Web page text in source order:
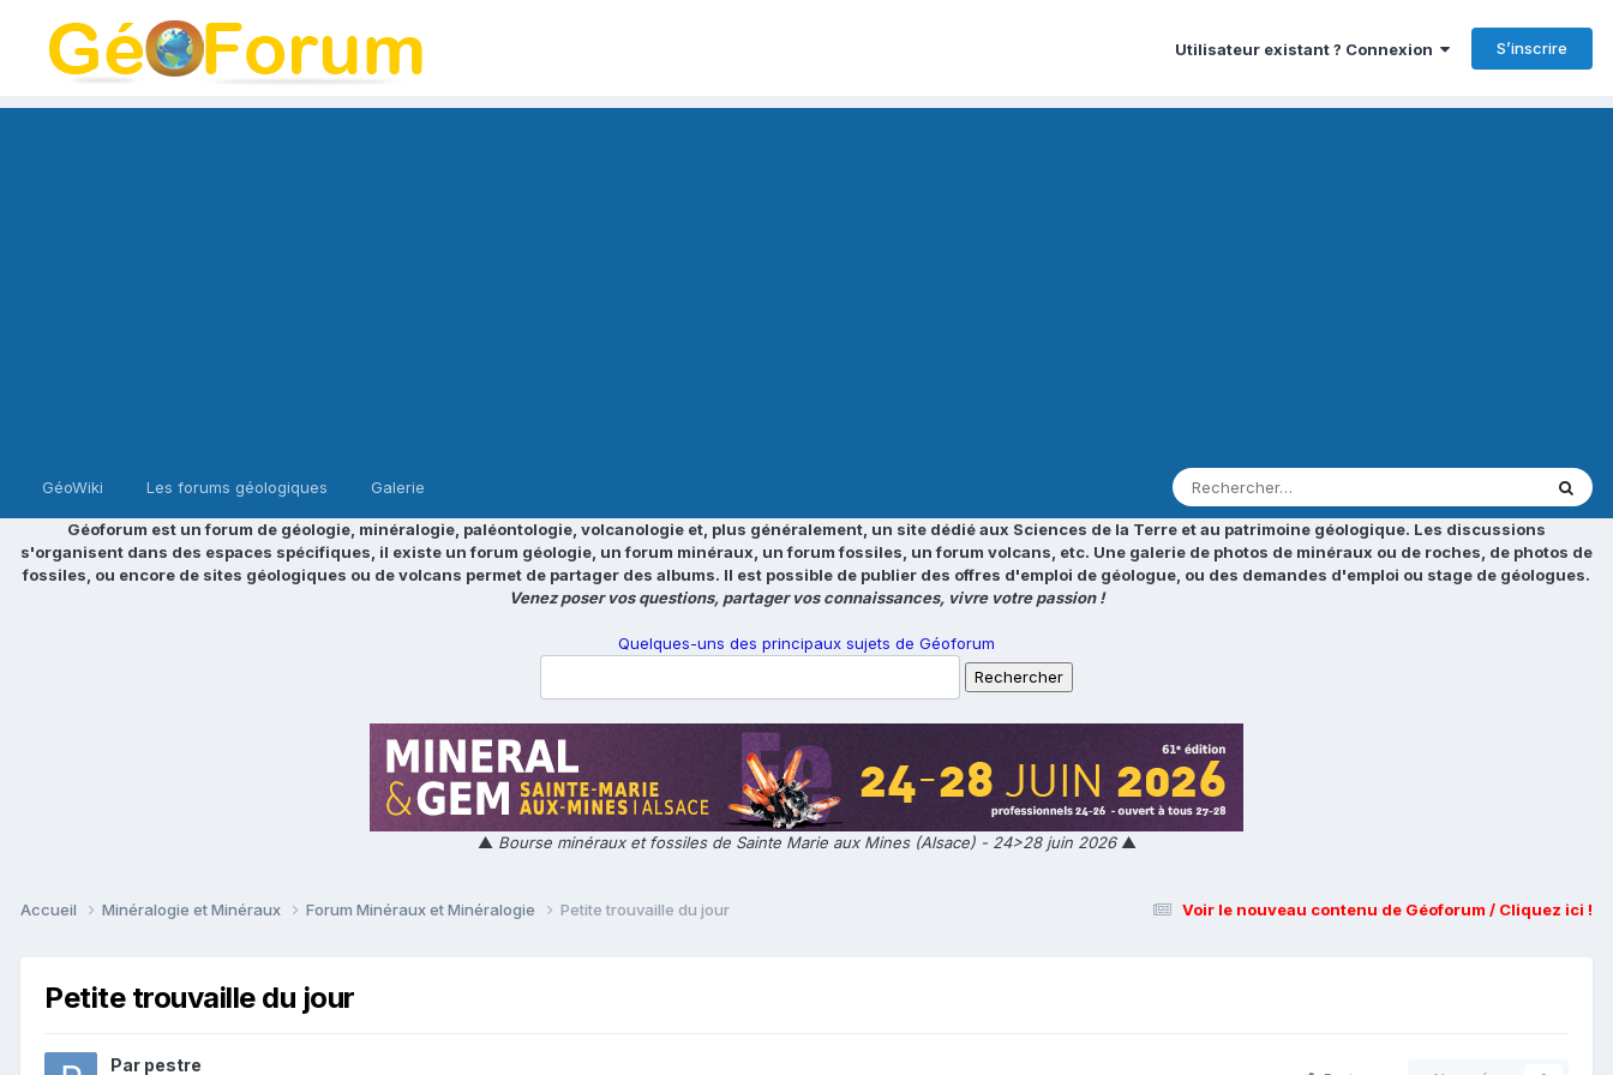
Utilisateur existant ? Connexion S’inscrire
GéoWiki Les forums géologiques Galerie
Géoforum est un forum de géologie, minéralogie, paléontologie, volcanologie et, plus généralement, un site dédié aux Sciences de la Terre et au patrimoine géologique. Les discussions
s'organisent dans des espaces spécifiques, il existe un forum géologie, un forum minéraux, un forum fossiles, un forum volcans, etc. Une galerie de photos de minéraux ou de roches, de photos de
fossiles, ou encore de sites géologiques ou de volcans permet de partager des albums. Il est possible de publier des offres d'emploi de géologue, ou des demandes d'emploi ou stage de géologues.
Venez poser vos questions, partager vos connaissances, vivre votre passion !
Quelques-uns des principaux sujets de Géoforum
▲ Bourse minéraux et fossiles de Sainte Marie aux Mines (Alsace) - 24>28 juin 2026▲
Voir le nouveau contenu de Géoforum / Cliquez ici !
Accueil Minéralogie et Minéraux Forum Minéraux et Minéralogie Petite trouvaille du jour
Petite trouvaille du jour
Par pestre